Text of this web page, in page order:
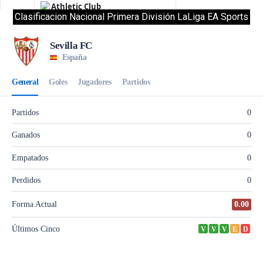
Clasificacion Nacional Primera División LaLiga EA Sports